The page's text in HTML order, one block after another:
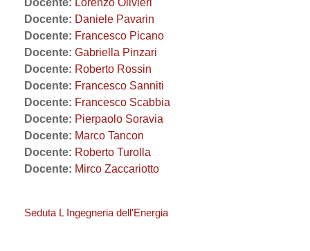
Docente: Lorenzo Olivieri
Docente: Daniele Pavarin
Docente: Francesco Picano
Docente: Gabriella Pinzari
Docente: Roberto Rossin
Docente: Francesco Sanniti
Docente: Francesco Scabbia
Docente: Pierpaolo Soravia
Docente: Marco Tancon
Docente: Roberto Turolla
Docente: Mirco Zaccariotto
Seduta L Ingegneria dell'Energia